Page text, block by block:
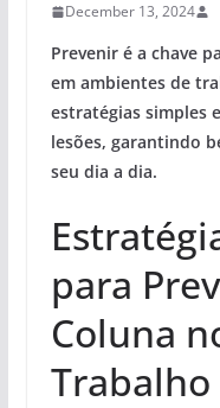
December 13, 2024
Prevenir é a chave
em ambientes de
estratégias simples
lesões, garantindo
seu dia a dia.
para
Coluna
Trabalho